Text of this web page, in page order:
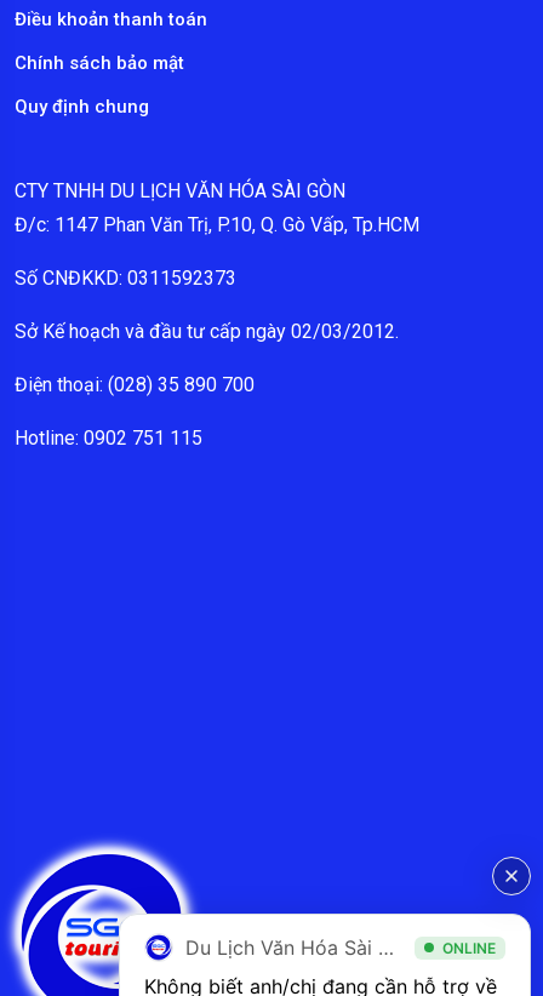
Điều khoản thanh toán
Chính sách bảo mật
Quy định chung
CTY TNHH DU LỊCH VĂN HÓA SÀI GÒN
Đ/c: 1147 Phan Văn Trị, P.10, Q. Gò Vấp, Tp.HCM
Số CNĐKKD: 0311592373
Sở Kế hoạch và đầu tư cấp ngày 02/03/2012.
Điện thoại: (028) 35 890 700
Hotline: 0902 751 115
Du Lịch Văn Hóa Sài Gòn ONLINE
Không biết anh/chị đang cần hỗ trợ về